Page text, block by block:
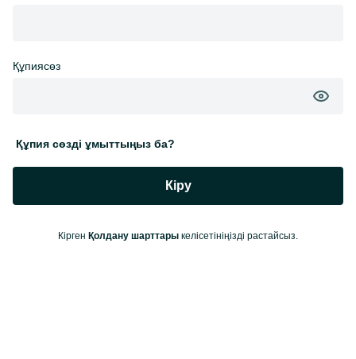
Құпиясөз
Құпия сөзді ұмыттыңыз ба?
Кіру
Кірген Қолдану шарттары келісетініңізді растайсыз.